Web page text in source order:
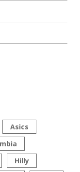
Asics
Hilly